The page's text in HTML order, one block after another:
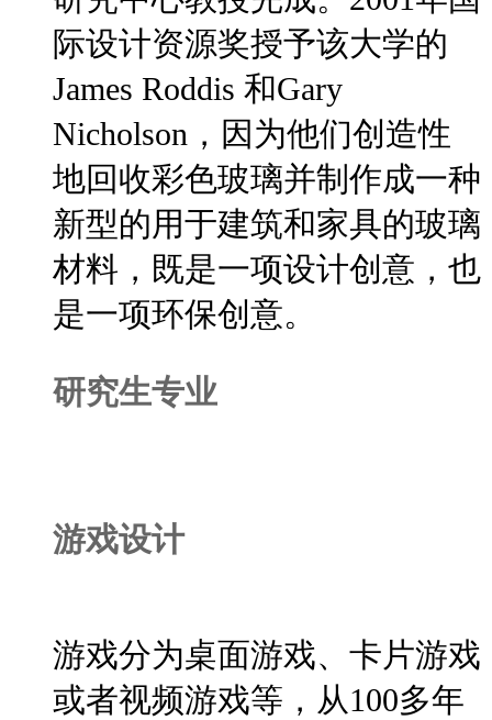
际设计资源奖授予该大学的
James Roddis 和Gary
Nicholson，因为他们创造性
地回收彩色玻璃并制作成一种
新型的用于建筑和家具的玻璃
材料，既是一项设计创意，也
是一项环保创意。
研究生专业
游戏设计
游戏分为桌面游戏、卡片游戏
或者视频游戏等，从100多年